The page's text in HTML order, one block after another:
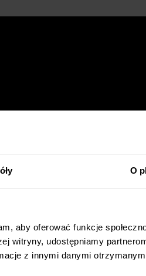
O
aby oferować funkcje
witryny, udostępniamy
z innymi danymi